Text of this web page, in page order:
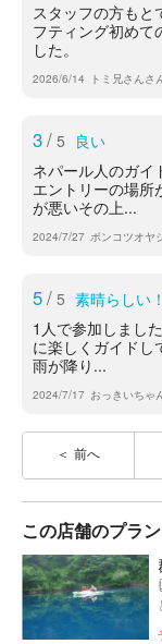
スタッフの方もと
フティング初めて
した。
2026/6/14 トミ兄さんさ
3/ 5 良い
ネパール人のガイ
エントリーの場所
が悪いその上...
2024/7/27 ポンコツオヤ
5/ 5 素晴らしい！
1人で参加しまし
に楽しくガイドし
雨が降り...
2024/7/17 おっきいちゃ
前へ
この店舗のプラン